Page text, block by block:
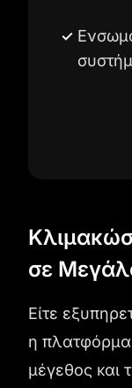
σε
Είτε
η πλατφόρμα
μέγεθος και